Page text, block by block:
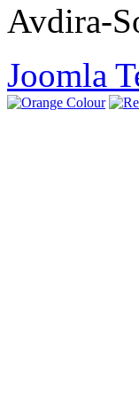
Avdira-
Joomla